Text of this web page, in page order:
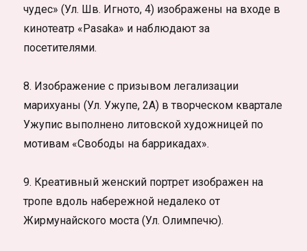
чудес» (Ул. Шв. Игното, 4) изображены на входе в
кинотеатр «Pasaka» и наблюдают за
посетителями.
8. Изображение с призывом легализации
марихуаны (Ул. Ужупе, 2А) в творческом квартале
Ужупис выполнено литовской художницей по
мотивам «Свободы на баррикадах».
9. Креативный женский портрет изображен на
тропе вдоль набережной недалеко от
Жирмунайского моста (Ул. Олимпечю).